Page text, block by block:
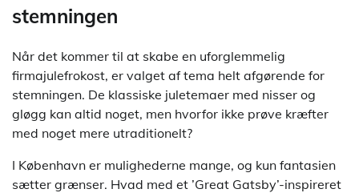
stemningen
Når det kommer til at skabe en uforglemmelig
firmajulefrokost, er valget af tema helt afgørende for
stemningen. De klassiske juletemaer med nisser og
gløgg kan altid noget, men hvorfor ikke prøve kræfter
med noget mere utraditionelt?
I København er mulighederne mange, og kun fantasien
sætter grænser. Hvad med et ’Great Gatsby’-inspireret